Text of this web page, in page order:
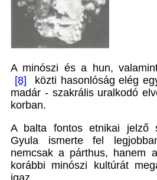
A minószi és a hun,
[8] közti hasonlóság elég
madár - szakrális uralkodó
korban.
A balta fontos etnikai jelző
Gyula ismerte fel
nemcsak a párthus, hanem
korábbi minószi kultúrát
igaz.